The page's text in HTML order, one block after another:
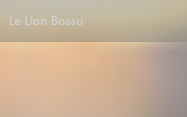
Le Lion Bossu